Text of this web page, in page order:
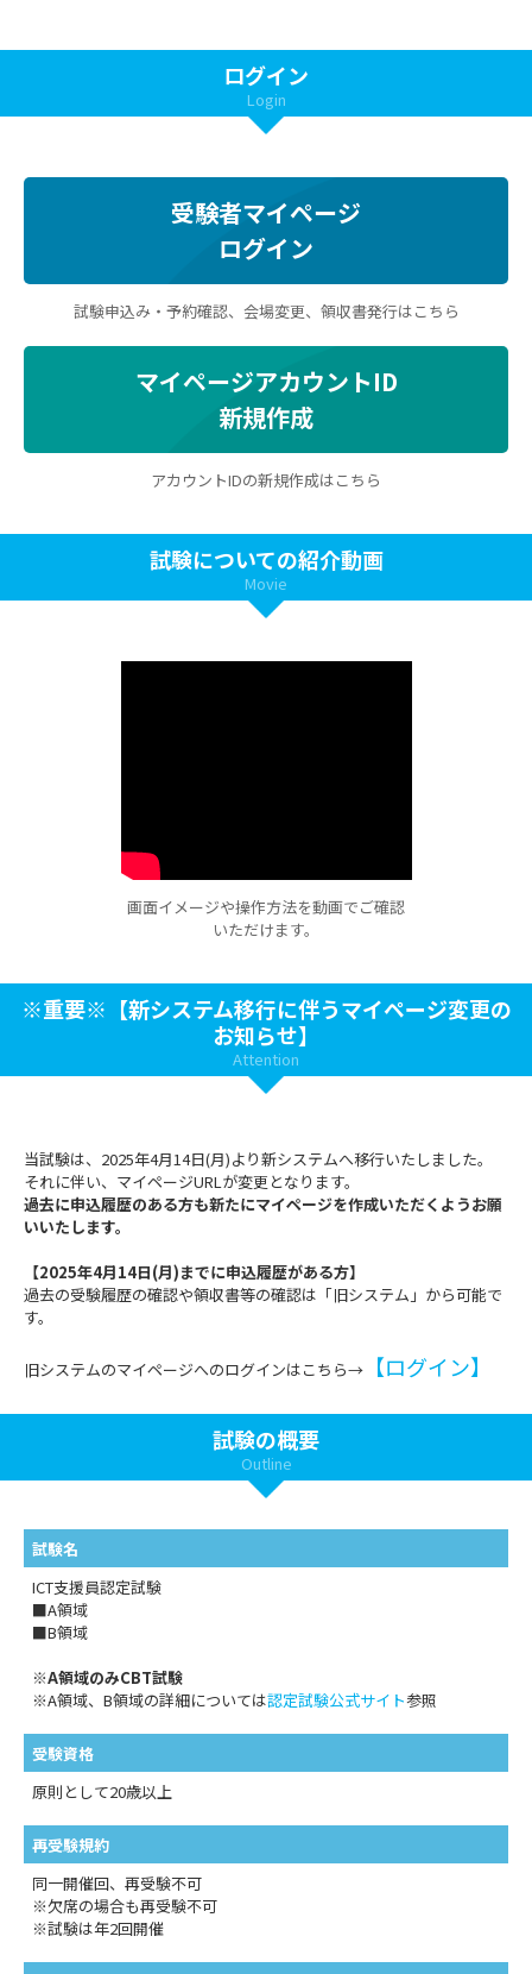
ログイン
Login
受験者マイページ
ログイン
試験申込み・予約確認、会場変更、領収書発行はこちら
マイページアカウントID
新規作成
アカウントIDの新規作成はこちら
試験についての紹介動画
Movie
画面イメージや操作方法を動画でご確認
いただけます。
※重要※【新システム移行に伴うマイページ変更の
お知らせ】
Attention
当試験は、2025年4月14日(月)より新システムへ移行いたしました。
それに伴い、マイページURLが変更となります。
過去に申込履歴のある方も新たにマイページを作成いただくようお願
いいたします。
【2025年4月14日(月)までに申込履歴がある方】
過去の受験履歴の確認や領収書等の確認は「旧システム」から可能で
す。
旧システムのマイページへのログインはこちら→ 【ログイン】
試験の概要
Outline
試験名
ICT支援員認定試験
■A領域
■B領域
※A領域のみCBT試験
※A領域、B領域の詳細については認定試験公式サイト参照
受験資格
原則として20歳以上
再受験規約
同一開催回、再受験不可
※欠席の場合も再受験不可
※試験は年2回開催